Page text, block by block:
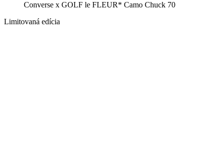
Converse x GOLF le FLEUR* Camo Chuck 70
Limitovaná edícia